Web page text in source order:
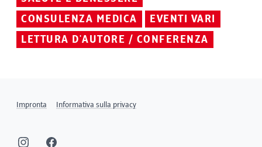
CONSULENZA MEDICA
EVENTI VARI
LETTURA D'AUTORE / CONFERENZA
Impronta Informativa sulla privacy